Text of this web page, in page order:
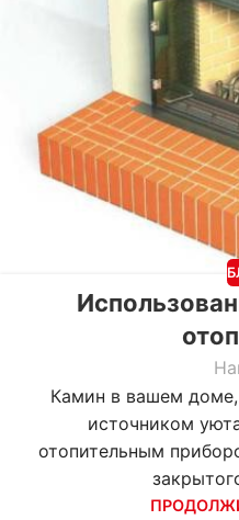
Камин в вашем
источником
отопительным